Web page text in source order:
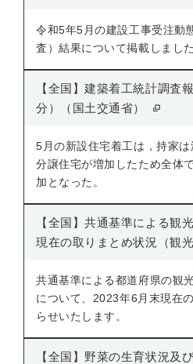
令和5年5月の建設工事受注動
査）結果について掲載しました
【全国】建築着工統計調査
分）（国土交通省）
5月の新設住宅着工は，持家
分譲住宅が増加したため全体
加となった。
【全国】共通基準による観
現在の取りまとめ状況（観
共通基準による都道府県の観
について、2023年6月末現在
らせいたします。
【全国】野菜の生育状況及